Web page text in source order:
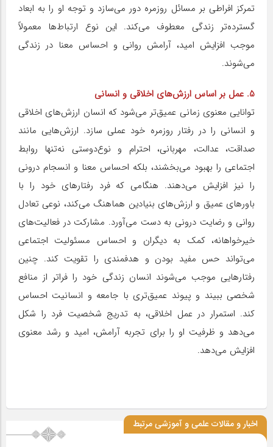
تمرکز افراطی بر مسائل روزمره دور می‌سازد و توجه او را به ابعاد
گسترده‌تر زندگی معطوف می‌کند. این نوع ارتباط‌ها معمولاً
موجب افزایش امید، آرامش روانی و احساس معنا در زندگی
می‌شوند.
5. عمل بر اساس ارزش‌های اخلاقی و انسانی
توانایی معنوی زمانی عمیق‌تر می‌شود که انسان ارزش‌های اخلاقی
و انسانی را در رفتار روزمره خود عملی سازد. ارزش‌هایی مانند
صداقت، عدالت، مهربانی، احترام و نوع‌دوستی نه‌تنها روابط
اجتماعی را بهبود می‌بخشند، بلکه احساس معنا و انسجام درونی
را نیز افزایش می‌دهند. هنگامی که فرد رفتارهای خود را با
باورهای عمیق و ارزش‌های بنیادین هماهنگ می‌کند، نوعی تعادل
روانی و رضایت درونی به دست می‌آورد. مشارکت در فعالیت‌های
خیرخواهانه، کمک به دیگران و احساس مسئولیت اجتماعی
می‌تواند حس مفید بودن و هدفمندی را تقویت کند. چنین
رفتارهایی موجب می‌شوند انسان زندگی خود را فراتر از منافع
شخصی ببیند و پیوند عمیق‌تری با جامعه و انسانیت احساس
کند. استمرار در عمل اخلاقی، به تدریج شخصیت فرد را شکل
می‌دهد و ظرفیت او را برای تجربه آرامش، امید و رشد معنوی
افزایش می‌دهد.
اخبار و مقالات علمی و آموزشی مرتبط